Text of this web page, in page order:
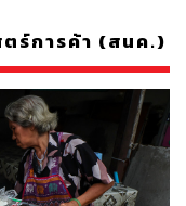
ร์การค้า (สนค.)